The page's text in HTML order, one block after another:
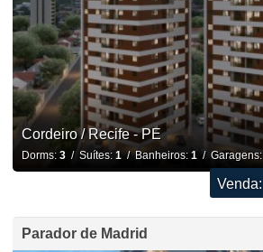
Cordeiro / Recife - PE
Dorms: 3/ Suítes: 1/ Banheiros: 1/ Garagens:
Venda:
Parador de Madrid